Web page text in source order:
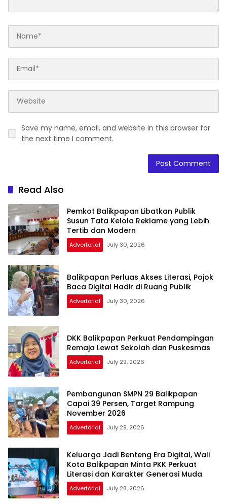
Save my name, email, and website in this browser for
the next time I comment.
Read Also
Pemkot Balikpapan Libatkan Publik
Susun Tata Kelola Reklame yang Lebih
Tertib dan Modern
Advertorial July 30, 2026
Balikpapan Perluas Akses Literasi, Pojok
Baca Digital Hadir di Ruang Publik
Advertorial July 30, 2026
DKK Balikpapan Perkuat Pendampingan
Remaja Lewat Sekolah dan Puskesmas
Advertorial July 29, 2026
Pembangunan SMPN 29 Balikpapan
Capai 39 Persen, Target Rampung
November 2026
Advertorial July 29, 2026
Keluarga Jadi Benteng Era Digital, Wali
Kota Balikpapan Minta PKK Perkuat
Literasi dan Karakter Generasi Muda
Advertorial July 28, 2026